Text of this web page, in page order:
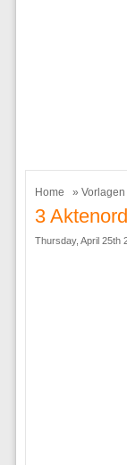
Home » Vorlagen
3
Thursday, April 25th